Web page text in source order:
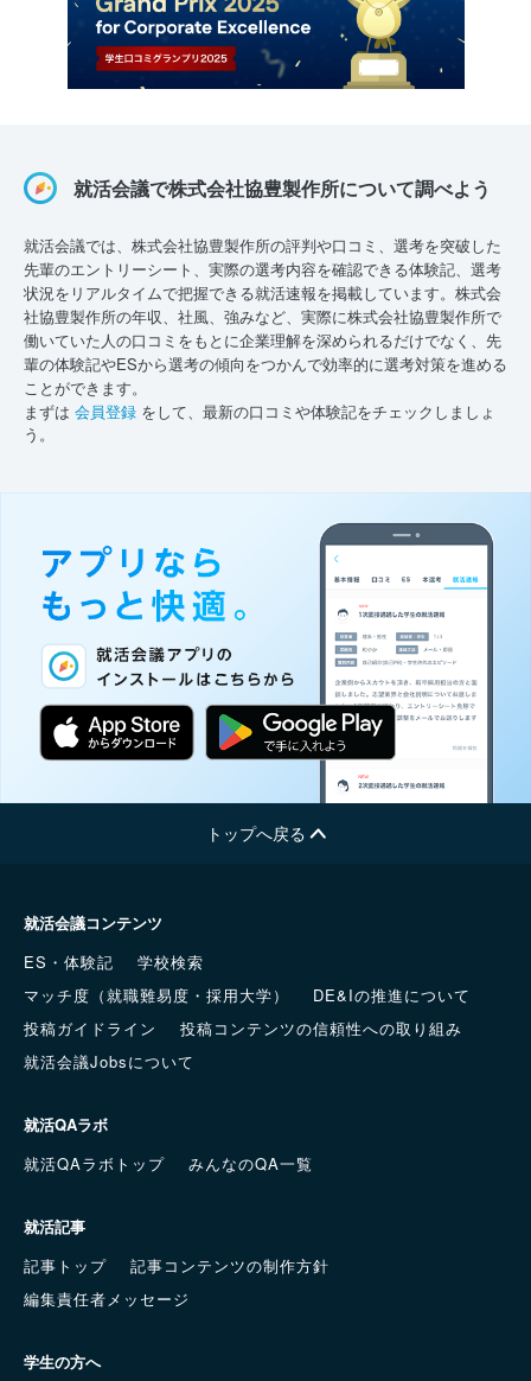
就活会議で株式会社協豊製作所について調べよう
就活会議では、株式会社協豊製作所の評判や口コミ、選考を突破した
先輩のエントリーシート、実際の選考内容を確認できる体験記、選考
状況をリアルタイムで把握できる就活速報を掲載しています。株式会
社協豊製作所の年収、社風、強みなど、実際に株式会社協豊製作所で
働いていた人の口コミをもとに企業理解を深められるだけでなく、先
輩の体験記やESから選考の傾向をつかんで効率的に選考対策を進める
ことができます。
まずは 会員登録 をして、最新の口コミや体験記をチェックしましょ
う。
トップへ戻る
就活会議コンテンツ
ES・体験記
学校検索
マッチ度（就職難易度・採用大学）
DE&Iの推進について
投稿ガイドライン
投稿コンテンツの信頼性への取り組み
就活会議Jobsについて
就活QAラボ
就活QAラボトップ
みんなのQA一覧
就活記事
記事トップ
記事コンテンツの制作方針
編集責任者メッセージ
学生の方へ